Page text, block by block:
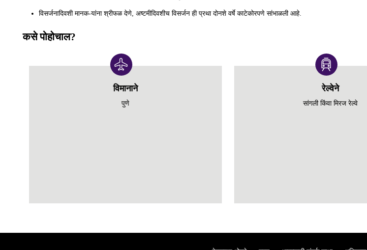
विसर्जनादिवशी मानक-यांना श्रीफळ देणे, अष्‍टमीदिवशीच विसर्जन ही प्रथा दोनशे वर्षे काटेकोरपणे सांभाळली आहे.
कसे पोहोचाल?
विमानाने
पुणे
रेल्वेने
सांगली किंवा मिरज रेल्वे